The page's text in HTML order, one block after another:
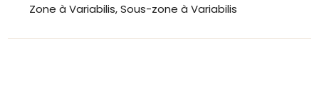
Zone à Variabilis, Sous-zone à Variabilis